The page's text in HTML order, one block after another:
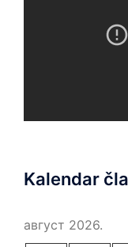
Kalendar
август 2026.